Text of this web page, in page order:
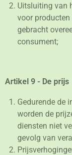
Uitsluiting van
voor
gebracht
consument;
Artikel 9 - De prijs
Gedurende de
worden de
diensten niet
gevolg van